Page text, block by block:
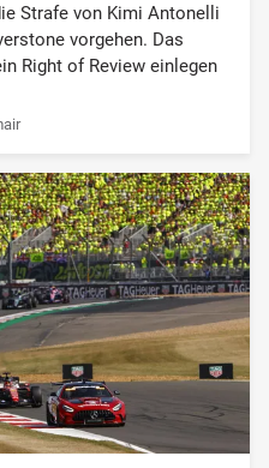
Strafe von Kimi Antonelli
vorgehen. Das
Right of Review einlegen